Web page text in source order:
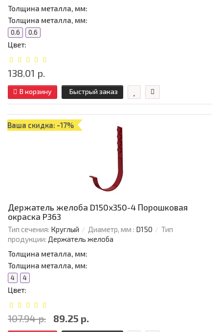
Толщина металла, мм:
Толщина металла, мм:
0.6 0.6
Цвет:
138.01 р.
В корзину Быстрый заказ
Ваша скидка: -17%
Держатель желоба D150х350-4 Порошковая
окраска P363
Тип сечения: Круглый Диаметр, мм : D150
Тип
продукции: Держатель желоба
Толщина металла, мм:
Толщина металла, мм:
4 4
Цвет:
107.94 р. 89.25 р.